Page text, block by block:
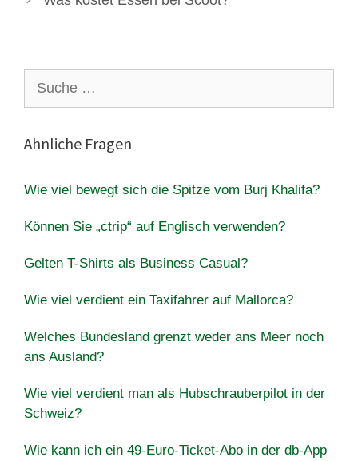
nach:
Ähnliche Fragen
Wie viel bewegt sich die Spitze vom Burj Khalifa?
Können Sie „ctrip“ auf Englisch verwenden?
Gelten T-Shirts als Business Casual?
Wie viel verdient ein Taxifahrer auf Mallorca?
Welches Bundesland grenzt weder ans Meer noch
ans Ausland?
Wie viel verdient man als Hubschrauberpilot in der
Schweiz?
Wie kann ich ein 49-Euro-Ticket-Abo in der db-App